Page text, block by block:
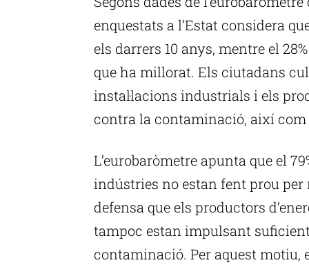
enquestats a l’Estat considera
els darrers 10 anys, mentre el
que ha millorat. Els ciutadans
instal·lacions industrials i els
contra la contaminació, així
L’eurobaròmetre apunta que el
indústries no estan fent prou per
defensa que els productors
tampoc estan impulsant
contaminació. Per aquest motiu,